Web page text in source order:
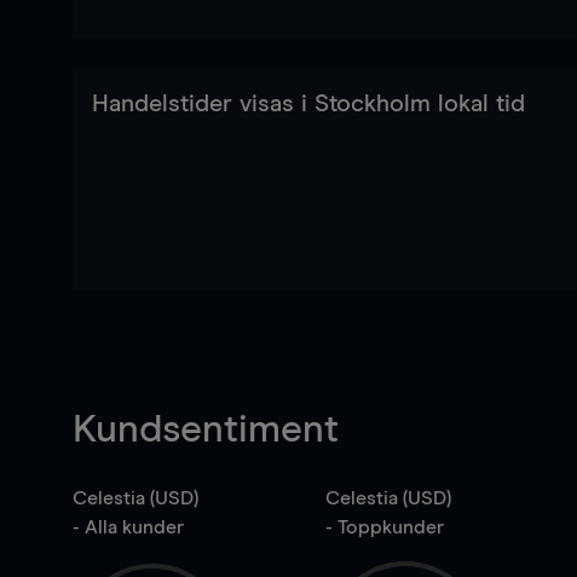
Handelstider visas i Stockholm lokal tid
Kundsentiment
Celestia (USD)
- Alla kunder
Celestia (USD)
- Toppkunder